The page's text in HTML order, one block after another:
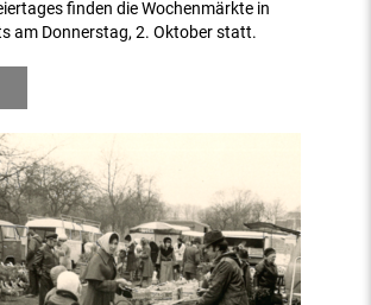
finden die Wochenmärkte in
am Donnerstag, 2. Oktober statt.